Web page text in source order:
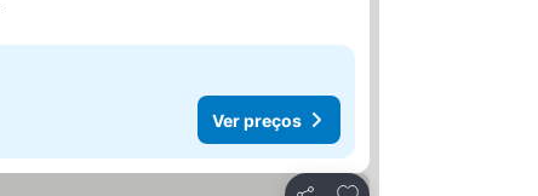
Ver preços
Adicionar aos favoritos